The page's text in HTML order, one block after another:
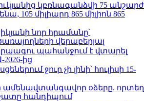
կբռնագանձվի 75 անշարժ
105 միլիարդ 865 միլիոն 865
նոր հրամանը՝
վերաբերյալ
պահանջում է վտարել
ից
ջուր չի լինի՝ հուլիսի 15-
օձերը. որտեղ
հանդիպում